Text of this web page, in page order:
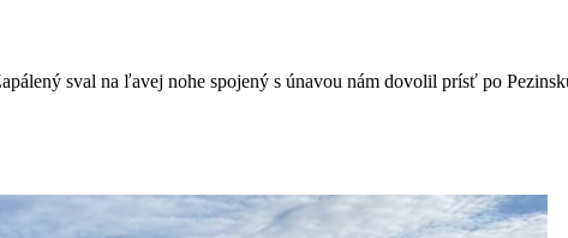
sval na ľavej nohe spojený s únavou nám dovolil prísť po